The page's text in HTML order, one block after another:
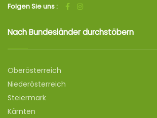
Folgen Sie uns :
Nach Bundesländer durchstöbern
Oberösterreich
Niederösterreich
Steiermark
Kärnten